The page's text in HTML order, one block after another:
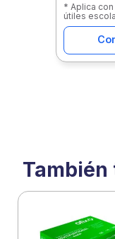
* Aplica
útiles